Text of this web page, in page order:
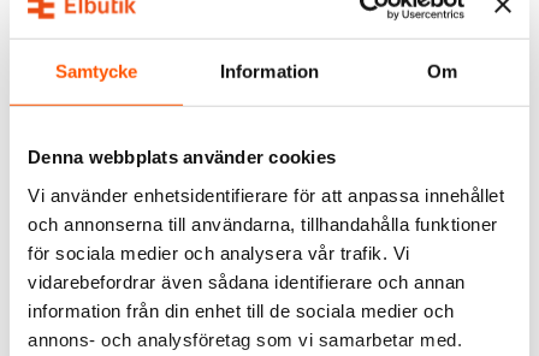
Samtycke Information Om
Denna webbplats använder cookies
Vi använder enhetsidentifierare för att anpassa innehållet
och annonserna till användarna, tillhandahålla funktioner
för sociala medier och analysera vår trafik. Vi
vidarebefordrar även sådana identifierare och annan
information från din enhet till de sociala medier och
annons- och analysföretag som vi samarbetar med.
ALTERNATIVA PRODUKTER
Hager Matarkanal LF
40x60 Vit 2m
339,00 kr
65x130 Vit
Hager
979,00 kr